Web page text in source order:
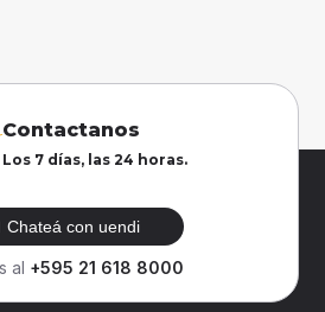
Contactanos
Los 7 días, las 24 horas.
Chateá con uendi
al +595 21 618 8000